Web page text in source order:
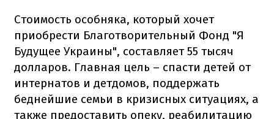
Стоимость особняка, который хочет
приобрести Благотворительный Фонд "Я
Будущее Украины", составляет 55 тысяч
долларов. Главная цель – спасти детей от
интернатов и детдомов, поддержать
беднейшие семьи в кризисных ситуациях, а
также предоставить опеку, реабилитацию